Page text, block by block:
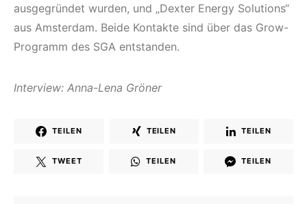
ausgegründet wurden, und „Dexter Energy Solutions“
aus Amsterdam. Beide Kontakte sind über das Grow-
Programm des SGA entstanden.
Interview: Anna-Lena Gröner
TEILEN TEILEN TEILEN
TWEET TEILEN TEILEN